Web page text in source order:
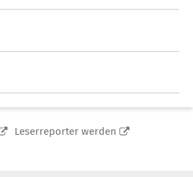
Leserreporter werden